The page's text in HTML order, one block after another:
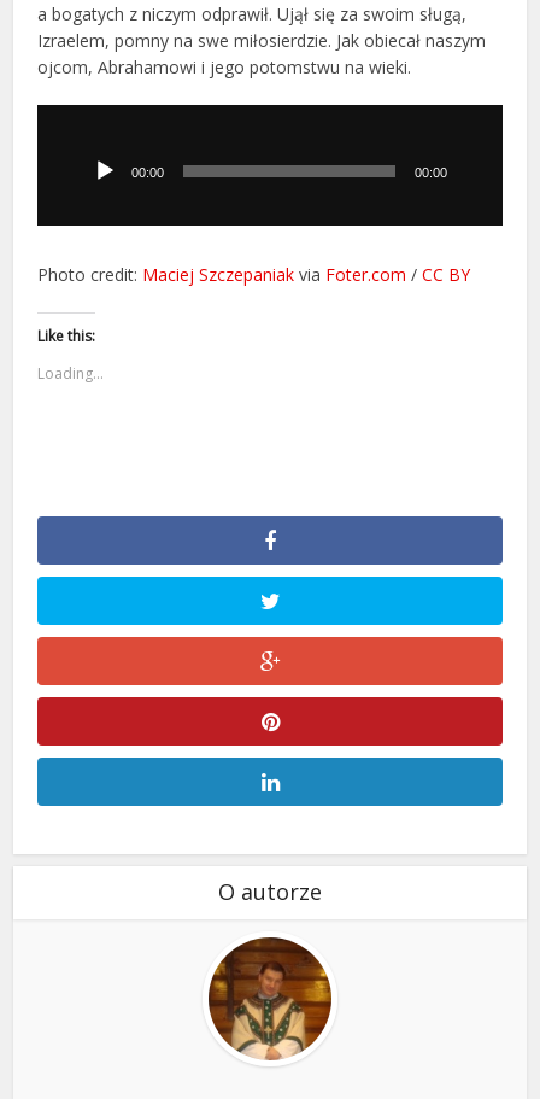
a bogatych z niczym odprawił. Ujął się za swoim sługą,
Izraelem, pomny na swe miłosierdzie. Jak obiecał naszym
ojcom, Abrahamowi i jego potomstwu na wieki.
dźwiękowych00:00 00:00
Photo credit: Maciej Szczepaniak via Foter.com /CC BY
Like this:
Loading...
O autorze